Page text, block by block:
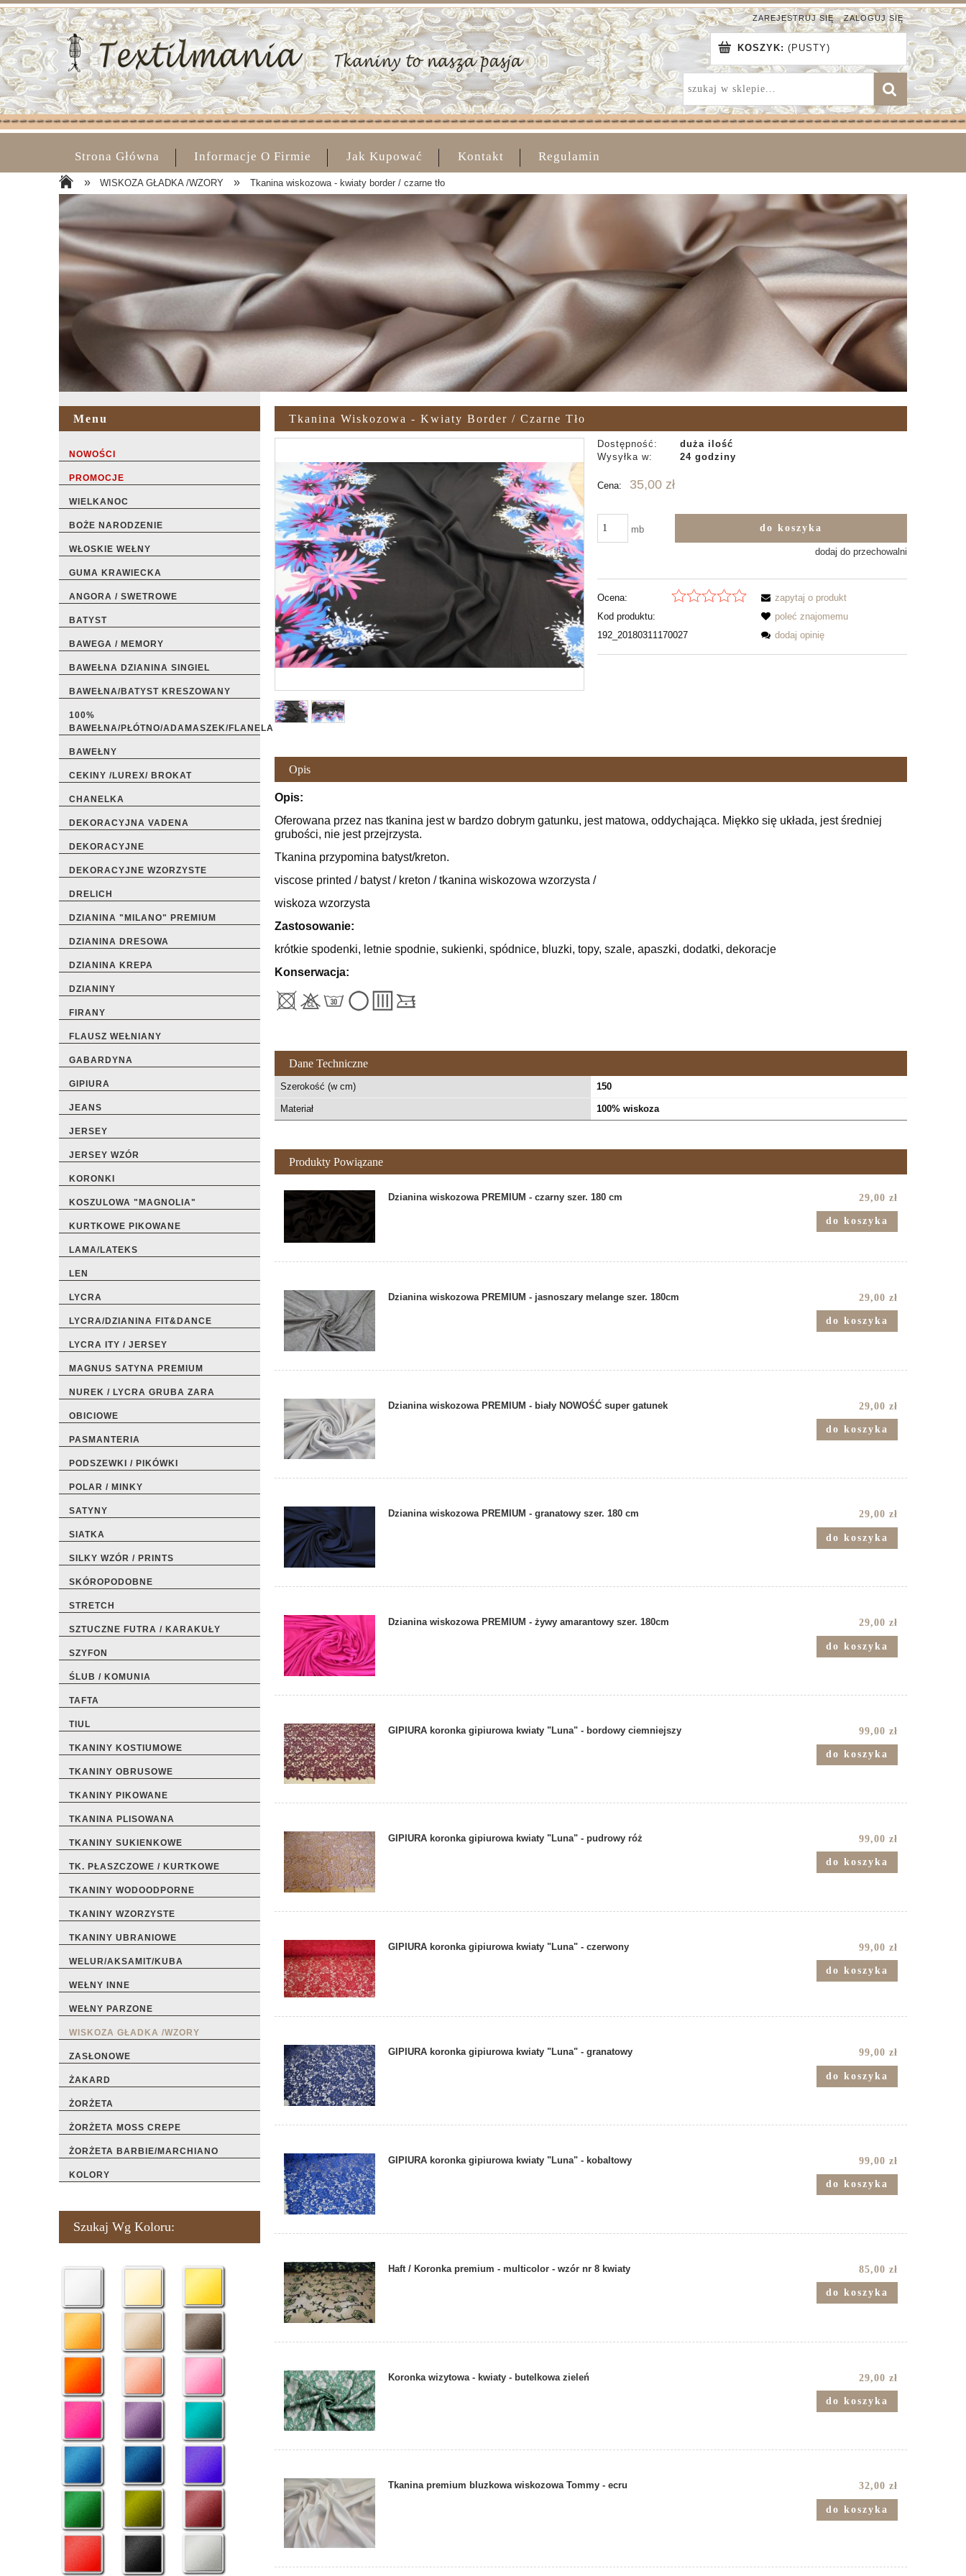
ZAREJESTRUJ SIĘ ZALOGUJ SIĘ
KOSZYK: (PUSTY)
Strona Główna Informacje O Firmie Jak Kupować Kontakt Regulamin
» WISKOZA GŁADKA /WZORY » Tkanina wiskozowa - kwiaty border / czarne tło
Menu
NOWOŚCI
PROMOCJE
WIELKANOC
BOŻE NARODZENIE
WŁOSKIE WEŁNY
GUMA KRAWIECKA
ANGORA / SWETROWE
BATYST
BAWEGA / MEMORY
BAWEŁNA DZIANINA SINGIEL
BAWEŁNA/BATYST KRESZOWANY
100%
BAWEŁNA/PŁÓTNO/ADAMASZEK/FLANELA
BAWEŁNY
CEKINY /LUREX/ BROKAT
CHANELKA
DEKORACYJNA VADENA
DEKORACYJNE
DEKORACYJNE WZORZYSTE
DRELICH
DZIANINA "MILANO" PREMIUM
DZIANINA DRESOWA
DZIANINA KREPA
DZIANINY
FIRANY
FLAUSZ WEŁNIANY
GABARDYNA
GIPIURA
JEANS
JERSEY
JERSEY WZÓR
KORONKI
KOSZULOWA "MAGNOLIA"
KURTKOWE PIKOWANE
LAMA/LATEKS
LEN
LYCRA
LYCRA/DZIANINA FIT&DANCE
LYCRA ITY / JERSEY
MAGNUS SATYNA PREMIUM
NUREK / LYCRA GRUBA ZARA
OBICIOWE
PASMANTERIA
PODSZEWKI / PIKÓWKI
POLAR / MINKY
SATYNY
SIATKA
SILKY WZÓR / PRINTS
SKÓROPODOBNE
STRETCH
SZTUCZNE FUTRA / KARAKUŁY
SZYFON
ŚLUB / KOMUNIA
TAFTA
TIUL
TKANINY KOSTIUMOWE
TKANINY OBRUSOWE
TKANINY PIKOWANE
TKANINA PLISOWANA
TKANINY SUKIENKOWE
TK. PŁASZCZOWE / KURTKOWE
TKANINY WODOODPORNE
TKANINY WZORZYSTE
TKANINY UBRANIOWE
WELUR/AKSAMIT/KUBA
WEŁNY INNE
WEŁNY PARZONE
WISKOZA GŁADKA /WZORY
ZASŁONOWE
ŻAKARD
ŻORŻETA
ŻORŻETA MOSS CREPE
ŻORŻETA BARBIE/MARCHIANO
KOLORY
Szukaj Wg Koloru:
Tkanina Wiskozowa - Kwiaty Border / Czarne Tło
Dostępność:
duża ilość
Wysyłka w:
24 godziny
Cena: 35,00 zł
mb do koszyka
dodaj do przechowalni
Ocena:
Kod produktu:
192_20180311170027
zapytaj o produkt
poleć znajomemu
dodaj opinię
Opis
Opis:
Oferowana przez nas tkanina jest w bardzo dobrym gatunku, jest matowa, oddychająca. Miękko się układa, jest średniej
grubości, nie jest przejrzysta.
Tkanina przypomina batyst/kreton.
viscose printed / batyst / kreton / tkanina wiskozowa wzorzysta /
wiskoza wzorzysta
Zastosowanie:
krótkie spodenki, letnie spodnie, sukienki, spódnice, bluzki, topy, szale, apaszki, dodatki, dekoracje
Konserwacja:
Dane Techniczne
Szerokość (w cm) 150
Materiał 100% wiskoza
Produkty Powiązane
Dzianina wiskozowa PREMIUM - czarny szer. 180 cm 29,00 zł
do koszyka
Dzianina wiskozowa PREMIUM - jasnoszary melange szer. 180cm 29,00 zł
do koszyka
Dzianina wiskozowa PREMIUM - biały NOWOŚĆ super gatunek 29,00 zł
do koszyka
Dzianina wiskozowa PREMIUM - granatowy szer. 180 cm 29,00 zł
do koszyka
Dzianina wiskozowa PREMIUM - żywy amarantowy szer. 180cm 29,00 zł
do koszyka
GIPIURA koronka gipiurowa kwiaty "Luna" - bordowy ciemniejszy 99,00 zł
do koszyka
GIPIURA koronka gipiurowa kwiaty "Luna" - pudrowy róż 99,00 zł
do koszyka
GIPIURA koronka gipiurowa kwiaty "Luna" - czerwony 99,00 zł
do koszyka
GIPIURA koronka gipiurowa kwiaty "Luna" - granatowy 99,00 zł
do koszyka
GIPIURA koronka gipiurowa kwiaty "Luna" - kobaltowy 99,00 zł
do koszyka
Haft / Koronka premium - multicolor - wzór nr 8 kwiaty 85,00 zł
do koszyka
Koronka wizytowa - kwiaty - butelkowa zieleń 29,00 zł
do koszyka
Tkanina premium bluzkowa wiskozowa Tommy - ecru 32,00 zł
do koszyka